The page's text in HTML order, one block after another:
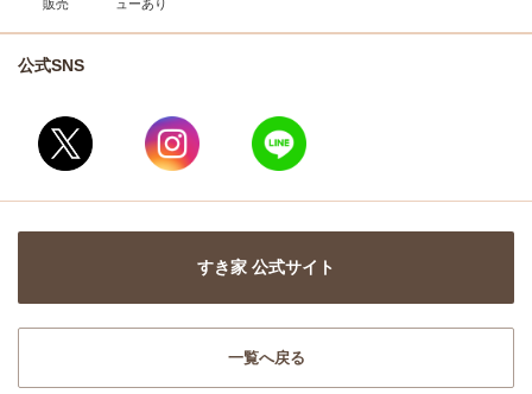
販売
ューあり
公式SNS
すき家 公式サイト
一覧へ戻る